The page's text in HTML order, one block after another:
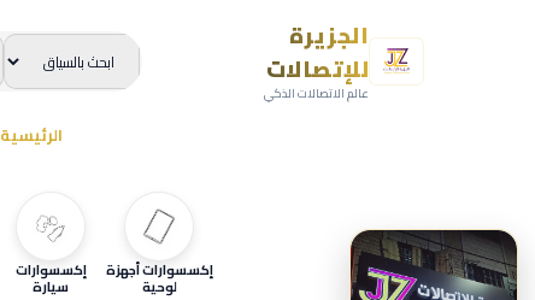
الجزيرة
للإتصالات
عالم الاتصالات الذكي
الرئيسية
إكسسوارات أجهزة
لوحية
إكسسوارات
سيارة